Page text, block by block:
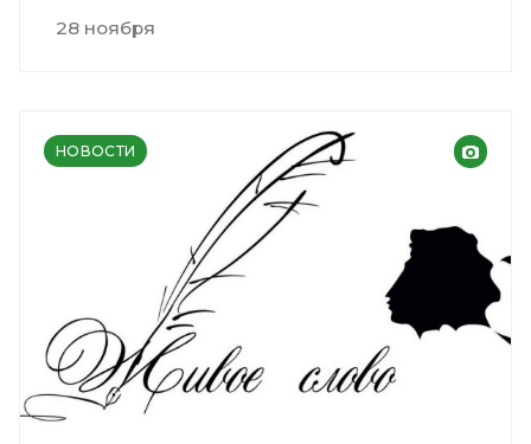
28 ноября
НОВОСТИ